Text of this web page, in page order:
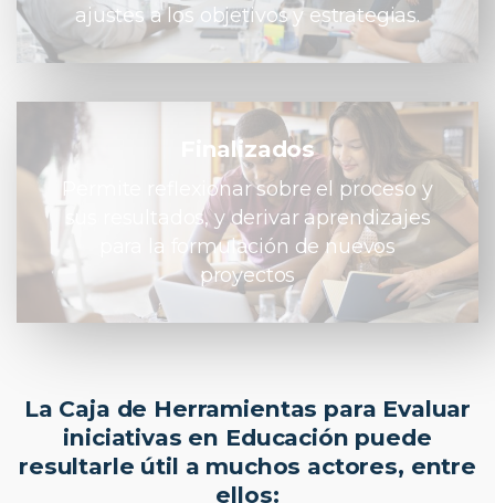
ajustes a los objetivos y estrategias.
Finalizados
Permite reflexionar sobre el proceso y
sus resultados, y derivar aprendizajes
para la formulación de nuevos
proyectos
La Caja de Herramientas para Evaluar
iniciativas en Educación puede
resultarle útil a muchos actores, entre
ellos: